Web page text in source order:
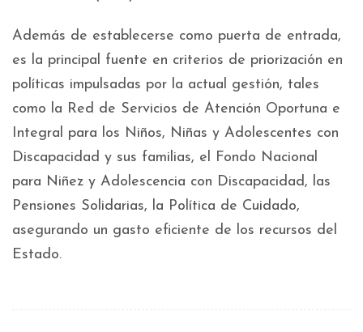
Además de establecerse como puerta de entrada,
es la principal fuente en criterios de priorización en
políticas impulsadas por la actual gestión, tales
como la Red de Servicios de Atención Oportuna e
Integral para los Niños, Niñas y Adolescentes con
Discapacidad y sus familias, el Fondo Nacional
para Niñez y Adolescencia con Discapacidad, las
Pensiones Solidarias, la Política de Cuidado,
asegurando un gasto eficiente de los recursos del
Estado.